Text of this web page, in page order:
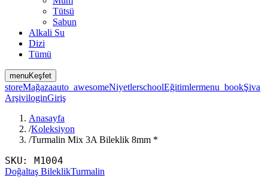
Tütsü
Sabun
Alkali Su
Dizi
Tümü
menuKeşfet
storeMağazaauto_awesomeNiyetlerschoolEğitimlermenu_bookŞiva
ArşiviloginGiriş
Anasayfa
/Koleksiyon
/Turmalin Mix 3A Bileklik 8mm *
SKU: M1004
Doğaltaş BileklikTurmalin